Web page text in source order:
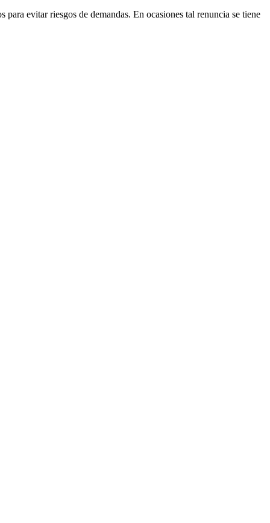
evitar riesgos de demandas. En ocasiones tal renuncia se tiene